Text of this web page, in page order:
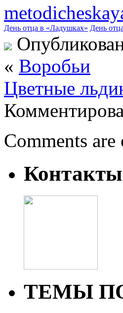
День отца в «Ладушках» День отца
« Воробьи
Цветные
Comments are
Контакты
ТЕМЫ